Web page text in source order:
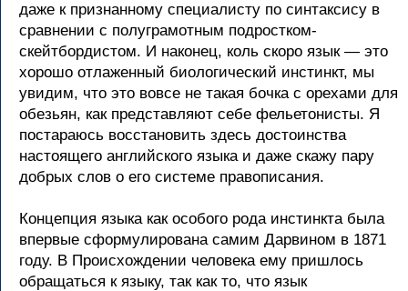
даже к признанному специалисту по синтаксису в
сравнении с полуграмотным подростком-
скейтбордистом. И наконец, коль скоро язык — это
хорошо отлаженный биологический инстинкт, мы
увидим, что это вовсе не такая бочка с орехами для
обезьян, как представляют себе фельетонисты. Я
постараюсь восстановить здесь достоинства
настоящего английского языка и даже скажу пару
добрых слов о его системе правописания.
Концепция языка как особого рода инстинкта была
впервые сформулирована самим Дарвином в 1871
году. В Происхождении человека ему пришлось
обращаться к языку, так как то, что язык